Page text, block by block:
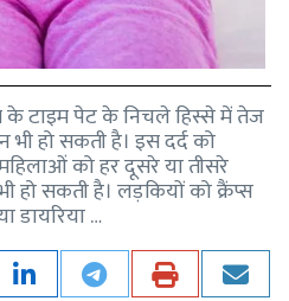
टाइम पेट के निचले हिस्से में तेज
हो सकती है। इस दर्द को
को हर दूसरे या तीसरे
हो सकती है। लड़कियों को क्रैंप्स
डायरिया …